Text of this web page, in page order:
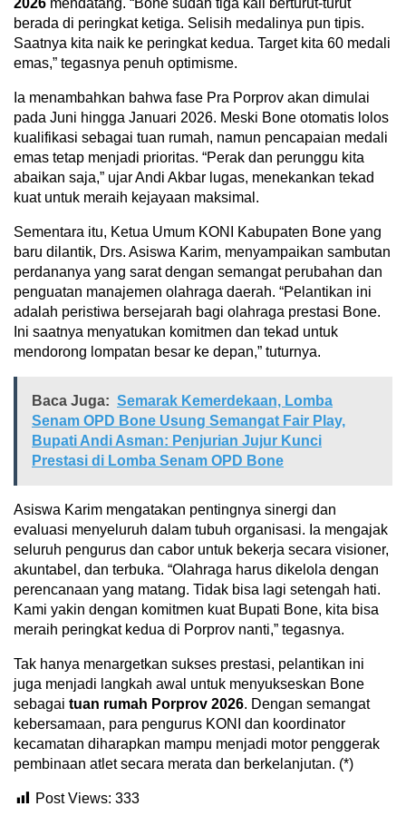
2026 mendatang. “Bone sudah tiga kali berturut-turut
berada di peringkat ketiga. Selisih medalinya pun tipis.
Saatnya kita naik ke peringkat kedua. Target kita 60 medali
emas,” tegasnya penuh optimisme.
Ia menambahkan bahwa fase Pra Porprov akan dimulai
pada Juni hingga Januari 2026. Meski Bone otomatis lolos
kualifikasi sebagai tuan rumah, namun pencapaian medali
emas tetap menjadi prioritas. “Perak dan perunggu kita
abaikan saja,” ujar Andi Akbar lugas, menekankan tekad
kuat untuk meraih kejayaan maksimal.
Sementara itu, Ketua Umum KONI Kabupaten Bone yang
baru dilantik, Drs. Asiswa Karim, menyampaikan sambutan
perdananya yang sarat dengan semangat perubahan dan
penguatan manajemen olahraga daerah. “Pelantikan ini
adalah peristiwa bersejarah bagi olahraga prestasi Bone.
Ini saatnya menyatukan komitmen dan tekad untuk
mendorong lompatan besar ke depan,” tuturnya.
Baca Juga: Semarak Kemerdekaan, Lomba
Senam OPD Bone Usung Semangat Fair Play,
Bupati Andi Asman: Penjurian Jujur Kunci
Prestasi di Lomba Senam OPD Bone
Asiswa Karim mengatakan pentingnya sinergi dan
evaluasi menyeluruh dalam tubuh organisasi. Ia mengajak
seluruh pengurus dan cabor untuk bekerja secara visioner,
akuntabel, dan terbuka. “Olahraga harus dikelola dengan
perencanaan yang matang. Tidak bisa lagi setengah hati.
Kami yakin dengan komitmen kuat Bupati Bone, kita bisa
meraih peringkat kedua di Porprov nanti,” tegasnya.
Tak hanya menargetkan sukses prestasi, pelantikan ini
juga menjadi langkah awal untuk menyukseskan Bone
sebagai tuan rumah Porprov 2026. Dengan semangat
kebersamaan, para pengurus KONI dan koordinator
kecamatan diharapkan mampu menjadi motor penggerak
pembinaan atlet secara merata dan berkelanjutan. (*)
Post Views: 333